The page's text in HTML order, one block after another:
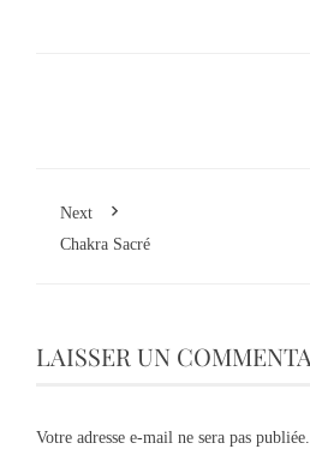
Next
Chakra Sacré
LAISSER UN
Votre adresse e-mail ne sera pas publiée.